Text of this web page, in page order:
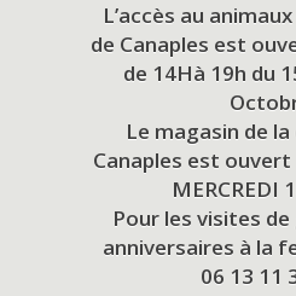
L’accès au
de Canaples est
de 14Hà 19h du
Le magasin de
Canaples est ouvert
MERCREDI
Pour les visites
anniversaires à la
06 13 11